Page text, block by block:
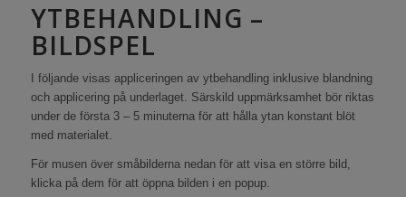
YTBEHANDLING –
BILDSPEL
I följande visas appliceringen av ytbehandling inklusive blandning
och applicering på underlaget. Särskild uppmärksamhet bör riktas
under de första 3 – 5 minuterna för att hålla ytan konstant blöt
med materialet.
För musen över småbilderna nedan för att visa en större bild,
klicka på dem för att öppna bilden i en popup.